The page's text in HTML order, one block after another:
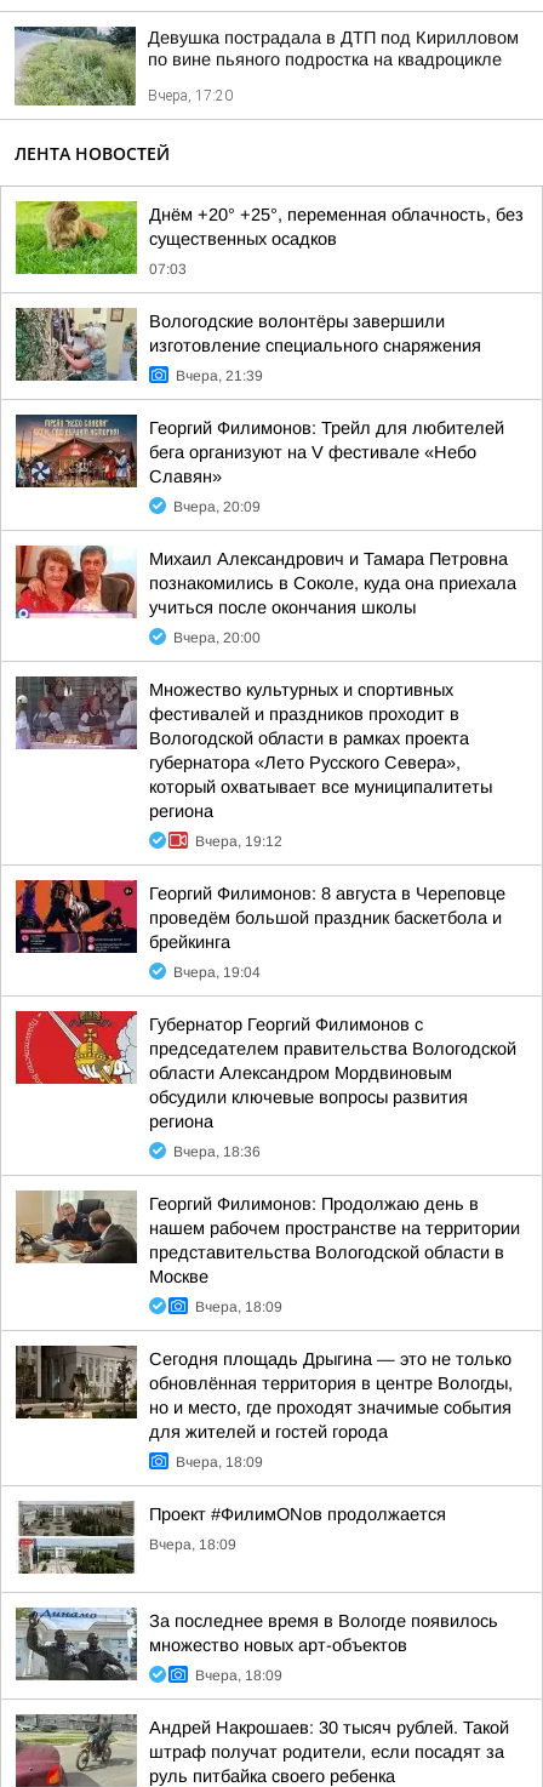
Девушка пострадала в ДТП под Кирилловом
по вине пьяного подростка на квадроцикле
Вчера, 17:20
ЛЕНТА НОВОСТЕЙ
Днём +20° +25°, переменная облачность, без
существенных осадков
07:03
Вологодские волонтёры завершили
изготовление специального снаряжения
Вчера, 21:39
Георгий Филимонов: Трейл для любителей
бега организуют на V фестивале «Небо
Славян»
Вчера, 20:09
Михаил Александрович и Тамара Петровна
познакомились в Соколе, куда она приехала
учиться после окончания школы
Вчера, 20:00
Множество культурных и спортивных
фестивалей и праздников проходит в
Вологодской области в рамках проекта
губернатора «Лето Русского Севера»,
который охватывает все муниципалитеты
региона
Вчера, 19:12
Георгий Филимонов: 8 августа в Череповце
проведём большой праздник баскетбола и
брейкинга
Вчера, 19:04
Губернатор Георгий Филимонов с
председателем правительства Вологодской
области Александром Мордвиновым
обсудили ключевые вопросы развития
региона
Вчера, 18:36
Георгий Филимонов: Продолжаю день в
нашем рабочем пространстве на территории
представительства Вологодской области в
Москве
Вчера, 18:09
Сегодня площадь Дрыгина — это не только
обновлённая территория в центре Вологды,
но и место, где проходят значимые события
для жителей и гостей города
Вчера, 18:09
Проект #ФилимONов продолжается
Вчера, 18:09
За последнее время в Вологде появилось
множество новых арт-объектов
Вчера, 18:09
Андрей Накрошаев: 30 тысяч рублей. Такой
штраф получат родители, если посадят за
руль питбайка своего ребенка